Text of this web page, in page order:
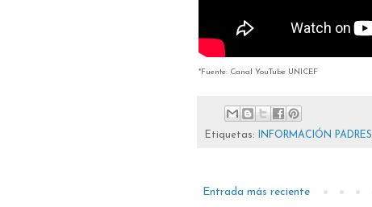
*Fuente: Canal YouTube UNICEF
Etiquetas: INFORMACIÓN PADRES
Entrada más reciente